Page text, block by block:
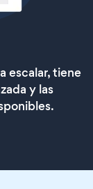
escalar, tiene
y las